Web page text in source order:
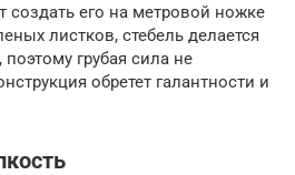
создать его на метровой ножке
листков, стебель делается
грубая сила не
обретет галантности и